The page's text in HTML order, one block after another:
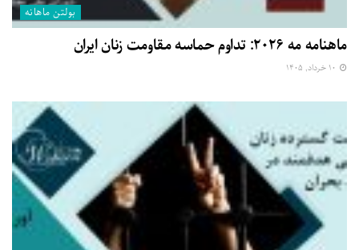
بولتن ماهانه
ماهنامه مه ۲۰۲۶: تداوم حماسه مقاومت زنان ایران